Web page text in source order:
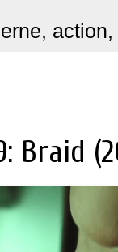
, action,
Braid